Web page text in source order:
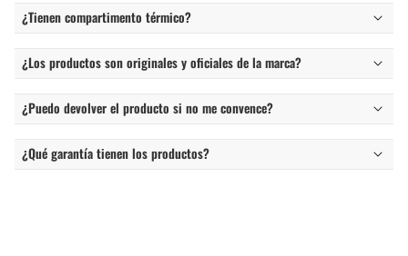
¿Tienen compartimento térmico?
¿Los productos son originales y oficiales de la marca?
¿Puedo devolver el producto si no me convence?
¿Qué garantía tienen los productos?